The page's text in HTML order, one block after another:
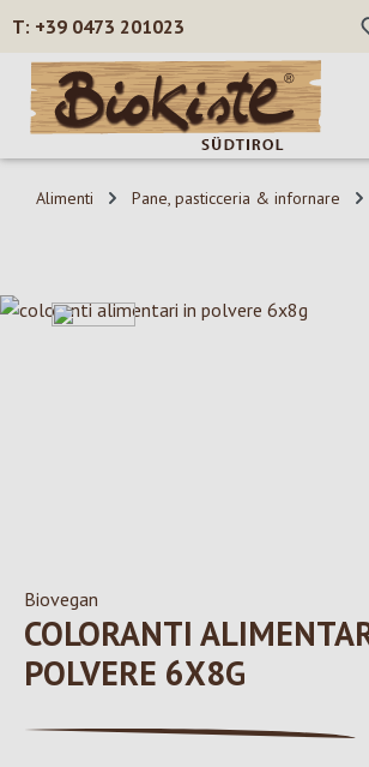
Passa al contenuto principale
+39 0473 201023
Alimenti Pane, pasticceria & infornare
Salta la galleria di immagini
Biovegan
COLORANTI
POLVERE 6X8G